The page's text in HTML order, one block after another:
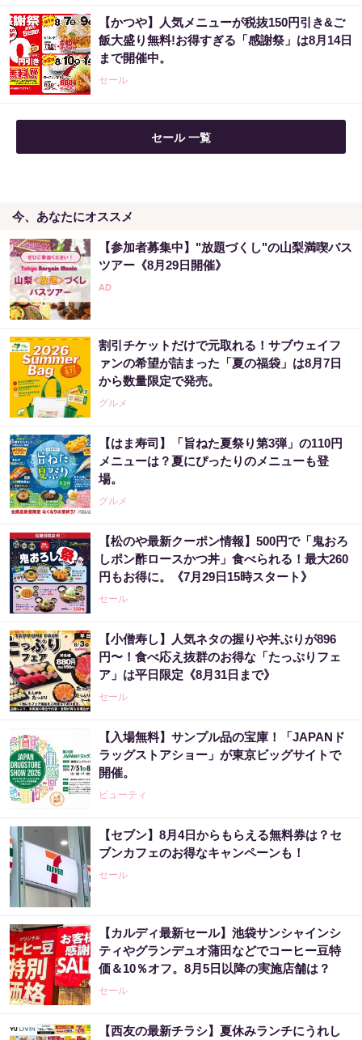
「玄関に〇〇を置いた後に宝くじ買いなさ
い」簡単に当選
PR（合同会社デジタルファーム ）
【かつや】人気メニューが税抜150円引き&ご
飯大盛り無料!お得すぎる「感謝祭」は8月14日
まで開催中。
セール
セール 一覧
今、あなたにオススメ
【参加者募集中】"放題づくし"の山梨満喫バス
ツアー《8月29日開催》
割引チケットだけで元取れる！サブウェイフ
ァンの希望が詰まった「夏の福袋」は8月7日
から数量限定で発売。
グルメ
【はま寿司】「旨ねた夏祭り第3弾」の110円
メニューは？夏にぴったりのメニューも登
場。
グルメ
【松のや最新クーポン情報】500円で「鬼おろ
しポン酢ロースかつ丼」食べられる！最大260
円もお得に。《7月29日15時スタート》
セール
【小僧寿し】人気ネタの握りや丼ぶりが896
円〜！食べ応え抜群のお得な「たっぷりフェ
ア」は平日限定《8月31日まで》
セール
【入場無料】サンプル品の宝庫！「JAPANド
ラッグストアショー」が東京ビッグサイトで
開催。
ビューティ
【セブン】8月4日からもらえる無料券は？セ
ブンカフェのお得なキャンペーンも！
セール
【カルディ最新セール】池袋サンシャインシ
ティやグランデュオ蒲田などでコーヒー豆特
価＆10％オフ。8月5日以降の実施店舗は？
セール
【西友の最新チラシ】夏休みランチにうれし